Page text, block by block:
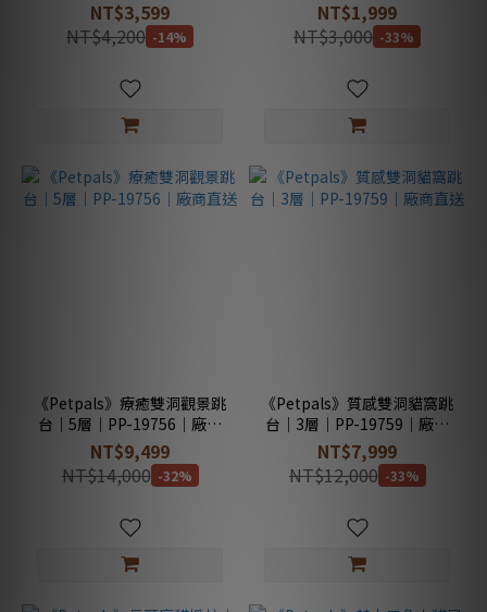
廠商直送
NT$3,599
NT$4,200 -14%
NT$1,999
NT$3,000 -33%
《Petpals》療癒雙洞觀景跳
台｜5層｜PP-19756｜廠商
直送
NT$9,499
NT$14,000 -32%
《Petpals》質感雙洞貓窩跳
台｜3層｜PP-19759｜廠商
直送
NT$7,999
NT$12,000 -33%